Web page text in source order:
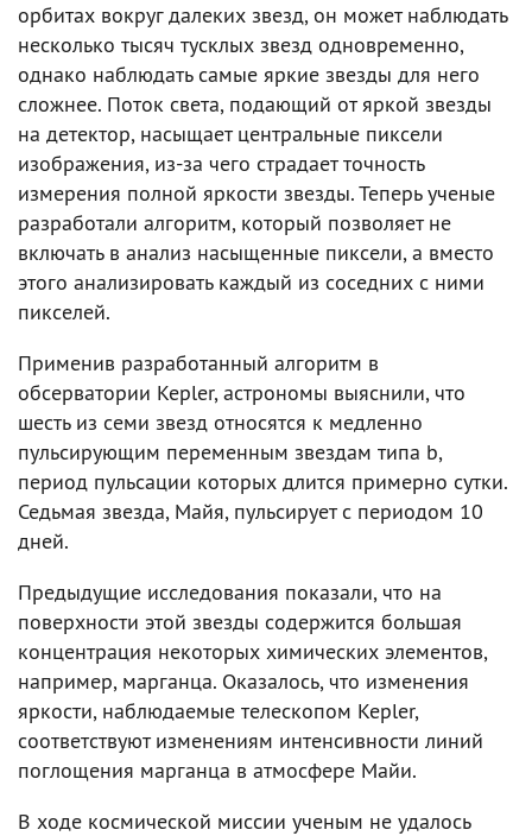
орбитах вокруг далеких звезд, он может наблюдать
несколько тысяч тусклых звезд одновременно,
однако наблюдать самые яркие звезды для него
сложнее. Поток света, подающий от яркой звезды
на детектор, насыщает центральные пиксели
изображения, из-за чего страдает точность
измерения полной яркости звезды. Теперь ученые
разработали алгоритм, который позволяет не
включать в анализ насыщенные пиксели, а вместо
этого анализировать каждый из соседних с ними
пикселей.
Применив разработанный алгоритм в
обсерватории Kepler, астрономы выяснили, что
шесть из семи звезд относятся к медленно
пульсирующим переменным звездам типа b,
период пульсации которых длится примерно сутки.
Седьмая звезда, Майя, пульсирует с периодом 10
дней.
Предыдущие исследования показали, что на
поверхности этой звезды содержится большая
концентрация некоторых химических элементов,
например, марганца. Оказалось, что изменения
яркости, наблюдаемые телескопом Kepler,
соответствуют изменениям интенсивности линий
поглощения марганца в атмосфере Майи.
В ходе космической миссии ученым не удалось